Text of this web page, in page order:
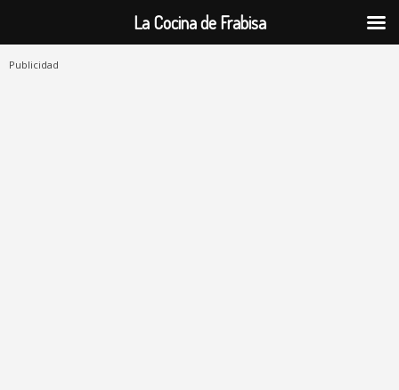
Publicidad
La Cocina de Frabisa